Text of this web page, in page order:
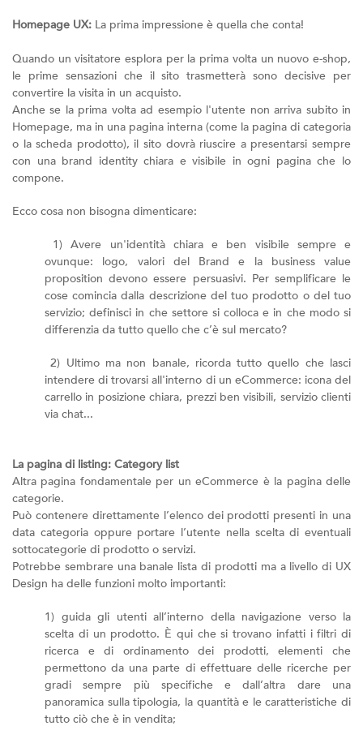
Homepage UX: La prima impressione è quella che conta!
Quando un visitatore esplora per la prima volta un nuovo e-shop,
le prime sensazioni che il sito trasmetterà sono decisive per
convertire la visita in un acquisto.
Anche se la prima volta ad esempio l'utente non arriva subito in
Homepage, ma in una pagina interna (come la pagina di categoria
o la scheda prodotto), il sito dovrà riuscire a presentarsi sempre
con una brand identity chiara e visibile in ogni pagina che lo
compone.
Ecco cosa non bisogna dimenticare:
1) Avere un'identità chiara e ben visibile sempre e
ovunque: logo, valori del Brand e la business value
proposition devono essere persuasivi. Per semplificare le
cose comincia dalla descrizione del tuo prodotto o del tuo
servizio; definisci in che settore si colloca e in che modo si
differenzia da tutto quello che c’è sul mercato?
2) Ultimo ma non banale, ricorda tutto quello che lasci
intendere di trovarsi all'interno di un eCommerce: icona del
carrello in posizione chiara, prezzi ben visibili, servizio clienti
via chat...
La pagina di listing: Category list
Altra pagina fondamentale per un eCommerce è la pagina delle
categorie.
Può contenere direttamente l’elenco dei prodotti presenti in una
data categoria oppure portare l’utente nella scelta di eventuali
sottocategorie di prodotto o servizi.
Potrebbe sembrare una banale lista di prodotti ma a livello di UX
Design ha delle funzioni molto importanti:
1) guida gli utenti all’interno della navigazione verso la
scelta di un prodotto. È qui che si trovano infatti i filtri di
ricerca e di ordinamento dei prodotti, elementi che
permettono da una parte di effettuare delle ricerche per
gradi sempre più specifiche e dall’altra dare una
panoramica sulla tipologia, la quantità e le caratteristiche di
tutto ciò che è in vendita;